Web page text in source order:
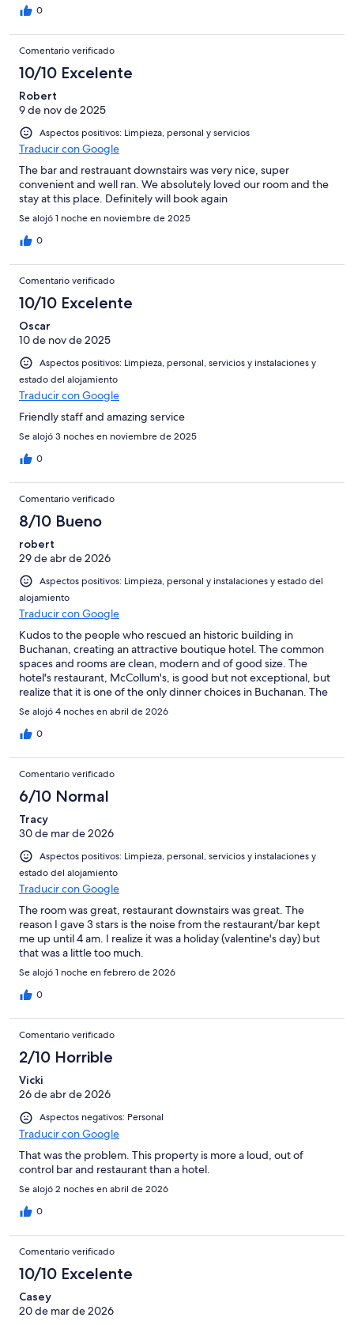
0
Comentario verificado
10/10 Excelente
Robert
9 de nov de 2025
Aspectos positivos: Limpieza, personal y servicios
Traducir con Google
The bar and restrauant downstairs was very nice, super
convenient and well ran. We absolutely loved our room and the
stay at this place. Definitely will book again
Se alojó 1 noche en noviembre de 2025
0
Comentario verificado
10/10 Excelente
Oscar
10 de nov de 2025
Aspectos positivos: Limpieza, personal, servicios y instalaciones y
estado del alojamiento
Traducir con Google
Friendly staff and amazing service
Se alojó 3 noches en noviembre de 2025
0
Comentario verificado
8/10 Bueno
robert
29 de abr de 2026
Aspectos positivos: Limpieza, personal y instalaciones y estado del
alojamiento
Traducir con Google
Kudos to the people who rescued an historic building in
Buchanan, creating an attractive boutique hotel. The common
spaces and rooms are clean, modern and of good size. The
hotel's restaurant, McCollum's, is good but not exceptional, but
realize that it is one of the only dinner choices in Buchanan. The
only drawback is that the sound insulation to certain rooms is not
adequate for the very popular Friday and Saturday evenings
when the bar and restaurant are very busy. Still, I would
surrounding area.
Se alojó 4 noches en abril de 2026
0
Comentario verificado
6/10 Normal
Tracy
30 de mar de 2026
Aspectos positivos: Limpieza, personal, servicios y instalaciones y
estado del alojamiento
Traducir con Google
The room was great, restaurant downstairs was great. The
reason I gave 3 stars is the noise from the restaurant/bar kept
me up until 4 am. I realize it was a holiday (valentine's day) but
that was a little too much.
Se alojó 1 noche en febrero de 2026
0
Comentario verificado
2/10 Horrible
Vicki
26 de abr de 2026
Aspectos negativos: Personal
Traducir con Google
That was the problem. This property is more a loud, out of
control bar and restaurant than a hotel.
Se alojó 2 noches en abril de 2026
0
Comentario verificado
10/10 Excelente
Casey
20 de mar de 2026